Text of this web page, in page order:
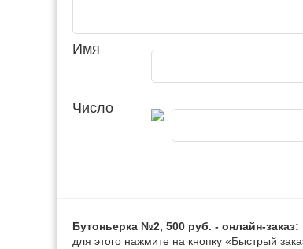
Имя
Число
Бутоньерка №2, 500 руб. - онлайн-заказ:
для этого нажмите на кнопку «Быстрый